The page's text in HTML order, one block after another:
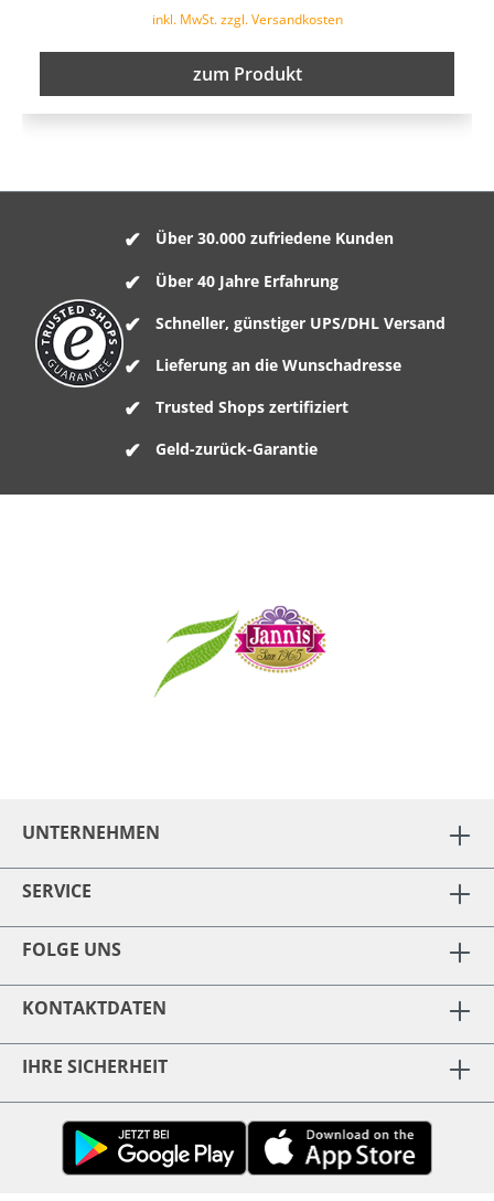
inkl. MwSt. zzgl. Versandkosten
zum Produkt
Über 30.000 zufriedene Kunden
Über 40 Jahre Erfahrung
Schneller, günstiger UPS/DHL Versand
Lieferung an die Wunschadresse
Trusted Shops zertifiziert
Geld-zurück-Garantie
UNTERNEHMEN
SERVICE
FOLGE UNS
KONTAKTDATEN
IHRE SICHERHEIT